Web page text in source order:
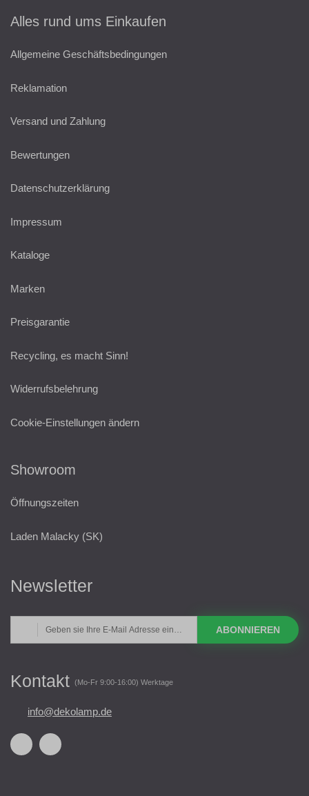
Alles rund ums Einkaufen
Allgemeine Geschäftsbedingungen
Reklamation
Versand und Zahlung
Bewertungen
Datenschutzerklärung
Impressum
Kataloge
Marken
Preisgarantie
Recycling, es macht Sinn!
Widerrufsbelehrung
Cookie-Einstellungen ändern
Showroom
Öffnungszeiten
Laden Malacky (SK)
Newsletter
ABONNIEREN
Kontakt (Mo-Fr 9:00-16:00) Werktage
info@dekolamp.de